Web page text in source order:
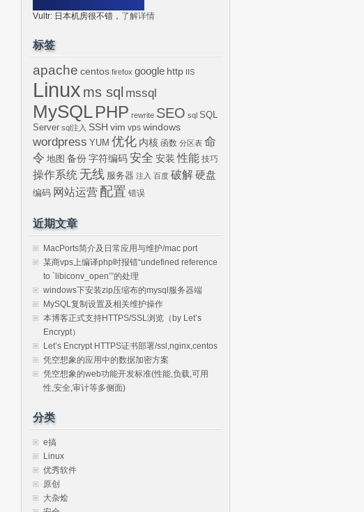
Vultr: 日本机房很不错， 了解详情
标签
apache centos firefox google http IIS
Linux ms sql mssql
MySQLPHP rewrite SEO sql SQL
Server sql注入 SSH vim vps windows
wordpress YUM 优化 内核 函数 分区表 命
令 地图 备份 字符编码 安全 安装 性能 技巧
操作系统 无线 服务器 注入 百度 破解硬盘
编码 网站运营 配置 错误
近期文章
MacPorts简介及日常应用与维护/mac port
某商vps上编译php时报错“undefined reference
to `libiconv_open’”的处理
windows下安装zip压缩布的mysql服务器端
MySQL复制设置及相关维护操作
本博客正式支持HTTPS/SSL浏览（by Let’s
Encrypt）
Let’s Encrypt HTTPS证书部署/ssl,nginx,centos
凭空想象的应用中的数据加密方案
凭空想象的web功能开发标准(性能,负载,可用
性,安全,审计等多侧面)
分类
e搞
Linux
优秀软件
原创
大杂烩